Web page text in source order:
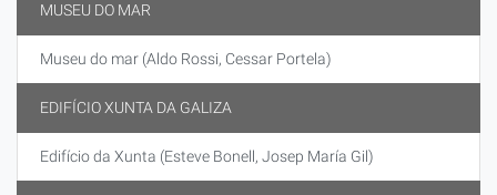
MUSEU DO MAR
Museu do mar (Aldo Rossi, Cessar Portela)
EDIFÍCIO XUNTA DA GALIZA
Edifício da Xunta (Esteve Bonell, Josep María Gil)